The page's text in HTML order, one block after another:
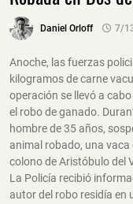
Daniel Orloff 7/
Anoche, las fuerzas
kilogramos de carne
operación se llevó a
el robo de ganado.
hombre de 35 años,
animal robado, una vaca
colono de Aristóbulo del
La Policía recibió
autor del robo residía en